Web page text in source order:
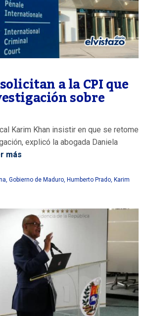
a la CPI que
sobre
Karim Khan insistir en que se retome
explicó la abogada Daniela
más
Gobierno de Maduro Humberto Prado Karim